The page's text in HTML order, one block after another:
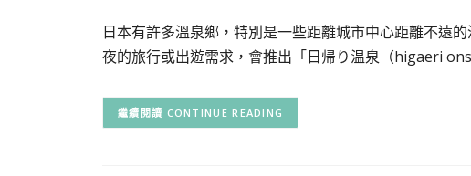
日本有許多溫泉鄉，特別是一些距離城市中心距離不遠
夜的旅行或出遊需求，會推出「日帰り温泉（higaeri
CONTINUE READING